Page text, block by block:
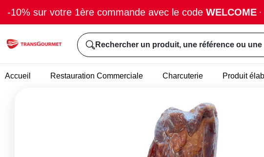
-10% sur votre 1ère commande avec le code WELCOME ·
Rechercher un produit, une référence ou une
Accueil Restauration Commerciale Charcuterie Produit